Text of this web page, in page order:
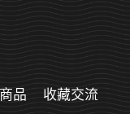
品
收藏交流